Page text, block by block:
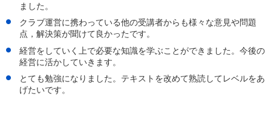
ました。
クラブ運営に携わっている他の受講者からも様々な意見や問題
点，解決策が聞けて良かったです。
経営をしていく上で必要な知識を学ぶことができました。今後の
経営に活かしていきます。
とても勉強になりました。テキストを改めて熟読してレベルをあ
げたいです。